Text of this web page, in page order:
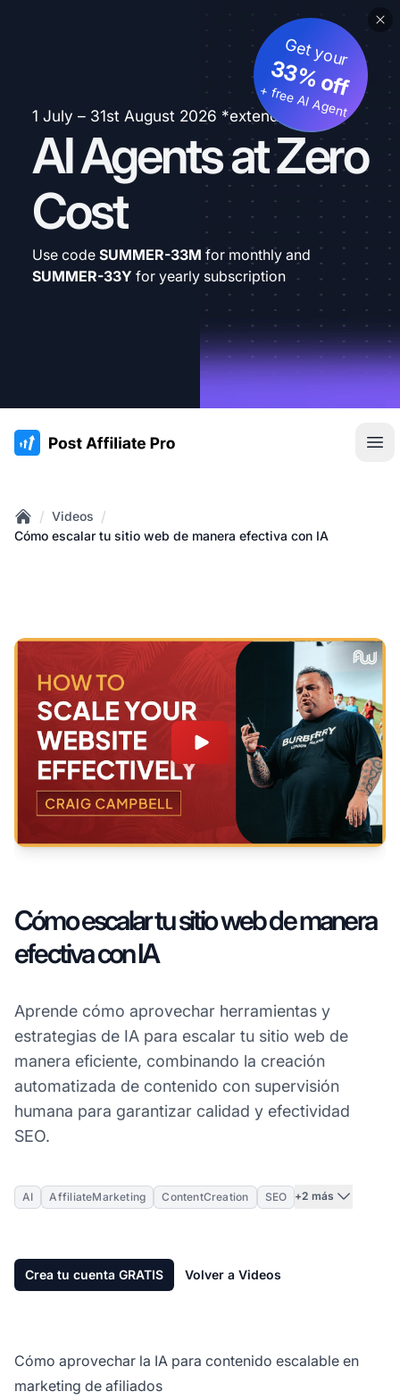
1 July – 31st August 2026 *extended
AI Agents at Zero
Cost
Get your
33% off
+ free AI Agent
Use code SUMMER-33M for monthly and
SUMMER-33Y for yearly subscription
:site.title
Home
/ Videos /
Cómo escalar tu sitio web de manera efectiva con IA
Cómo escalar tu sitio web de manera
efectiva con IA
Aprende cómo aprovechar herramientas y
estrategias de IA para escalar tu sitio web de
manera eficiente, combinando la creación
automatizada de contenido con supervisión
humana para garantizar calidad y efectividad
SEO.
AI AffiliateMarketing ContentCreation SEO +2 más
Crea tu cuenta GRATIS Volver a Videos
Cómo aprovechar la IA para contenido escalable en
marketing de afiliados